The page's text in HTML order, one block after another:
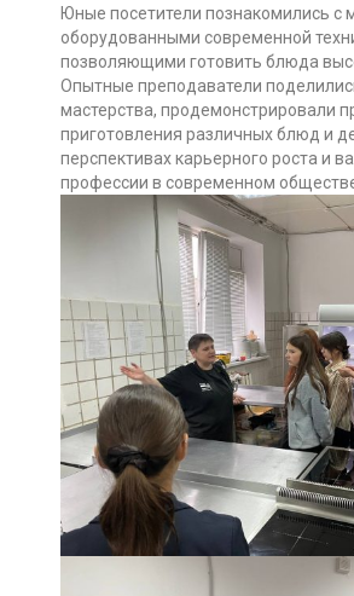
Юные посетители познакомились с
оборудованными современной
позволяющими готовить блюда
Опытные преподаватели
мастерства, продемонстрировали
приготовления различных блюд и
перспективах карьерного роста и
профессии в современном